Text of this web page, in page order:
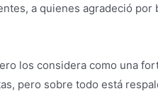
a quienes agradeció por
los considera como una
pero sobre todo está